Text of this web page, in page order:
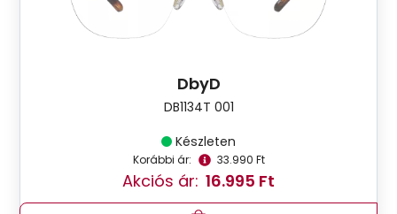
DbyD
DB1134T 001
Készleten
Korábbi ár: 33.990 Ft
Akciós ár: 16.995 Ft